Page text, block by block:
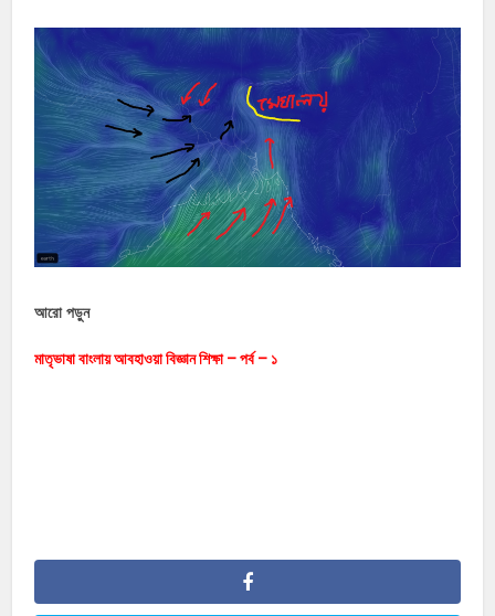
আরো পড়ুন
মাতৃভাষা বাংলায় আবহাওয়া বিজ্ঞান শিক্ষা – পর্ব – ১